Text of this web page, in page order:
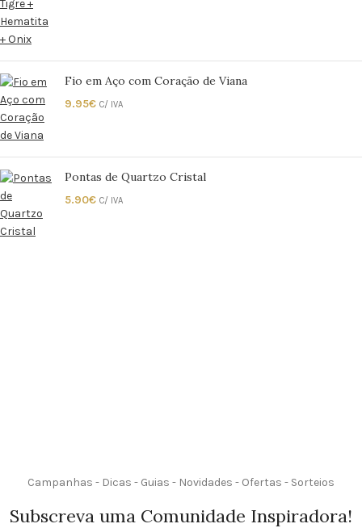
Fio em Aço com Coração de Viana
9.95€ C/ IVA
Pontas de Quartzo Cristal
5.90€ C/ IVA
Campanhas - Dicas - Guias - Novidades - Ofertas - Sorteios
Subscreva uma Comunidade Inspiradora!